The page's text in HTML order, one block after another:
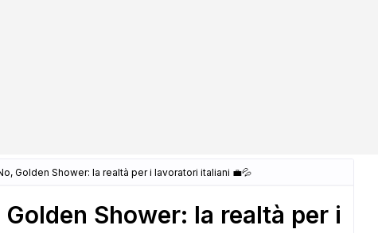
Golden Shower: la realtà per i lavoratori italiani 💼💦
Shower: la realtà per i